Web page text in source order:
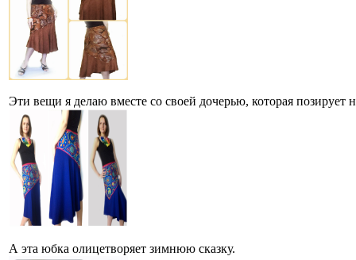
Эти вещи я делаю вместе со своей дочерью, которая
А эта юбка олицетворяет зимнюю сказку.